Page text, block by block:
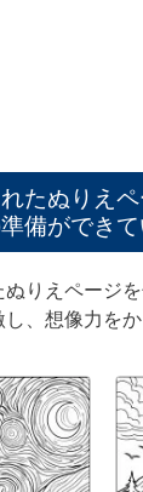
たぬりえ
備ができ
りえページ
、想像力をか